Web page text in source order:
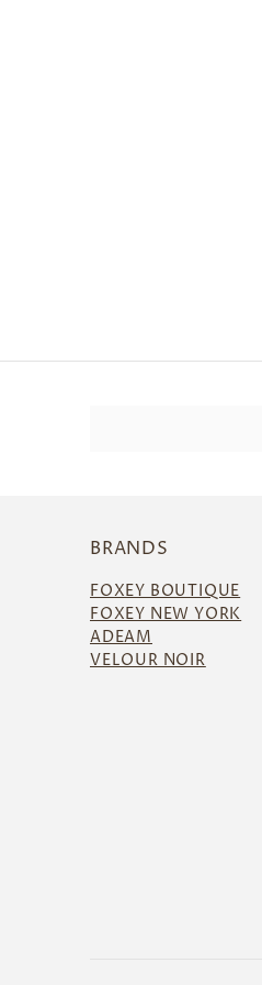
BRANDS
FOXEY BOUTIQUE
FOXEY NEW YORK
ADEAM
VELOUR NOIR